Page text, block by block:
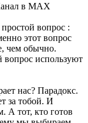
в МАХ
вопрос :
этот вопрос
чем обычно.
используют
нас? Парадокс.
за тобой. И
А тот, кто готов